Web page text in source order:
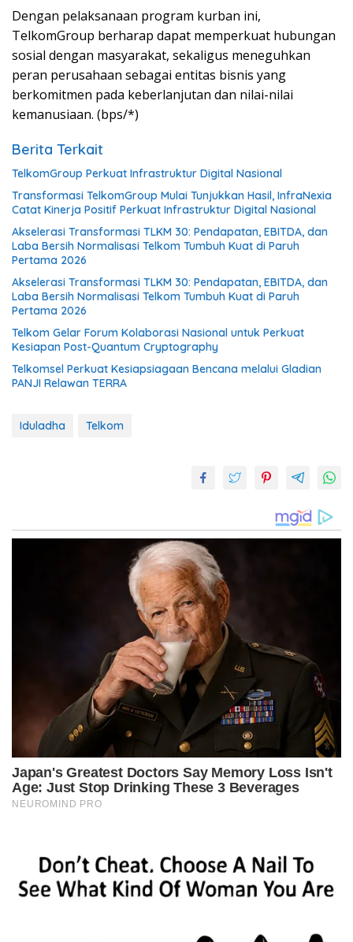
Dengan pelaksanaan program kurban ini,
TelkomGroup berharap dapat memperkuat hubungan
sosial dengan masyarakat, sekaligus meneguhkan
peran perusahaan sebagai entitas bisnis yang
berkomitmen pada keberlanjutan dan nilai-nilai
kemanusiaan. (bps/*)
Berita Terkait
TelkomGroup Perkuat Infrastruktur Digital Nasional
Transformasi TelkomGroup Mulai Tunjukkan Hasil, InfraNexia
Catat Kinerja Positif Perkuat Infrastruktur Digital Nasional
Akselerasi Transformasi TLKM 30: Pendapatan, EBITDA, dan
Laba Bersih Normalisasi Telkom Tumbuh Kuat di Paruh
Pertama 2026
Akselerasi Transformasi TLKM 30: Pendapatan, EBITDA, dan
Laba Bersih Normalisasi Telkom Tumbuh Kuat di Paruh
Pertama 2026
Telkom Gelar Forum Kolaborasi Nasional untuk Perkuat
Kesiapan Post-Quantum Cryptography
Telkomsel Perkuat Kesiapsiagaan Bencana melalui Gladian
PANJI Relawan TERRA
Iduladha Telkom